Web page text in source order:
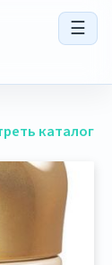
☰
каталог